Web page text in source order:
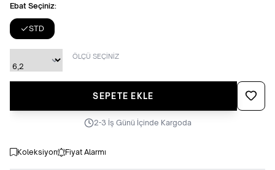
Ebat Seçiniz:
STD
ÖLÇÜ SEÇİNİZ
SEPETE EKLE
2-3 İş Günü İçinde Kargoda
Koleksiyon Fiyat Alarmı